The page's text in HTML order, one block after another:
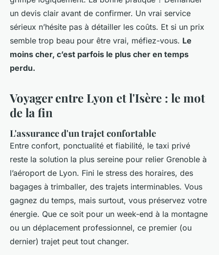
un devis clair avant de confirmer. Un vrai service
sérieux n’hésite pas à détailler les coûts. Et si un prix
semble trop beau pour être vrai, méfiez-vous. Le
moins cher, c’est parfois le plus cher en temps
perdu.
Voyager entre Lyon et l'Isère : le mot
de la fin
L'assurance d'un trajet confortable
Entre confort, ponctualité et fiabilité, le taxi privé
reste la solution la plus sereine pour relier Grenoble à
l’aéroport de Lyon. Fini le stress des horaires, des
bagages à trimballer, des trajets interminables. Vous
gagnez du temps, mais surtout, vous préservez votre
énergie. Que ce soit pour un week-end à la montagne
ou un déplacement professionnel, ce premier (ou
dernier) trajet peut tout changer.